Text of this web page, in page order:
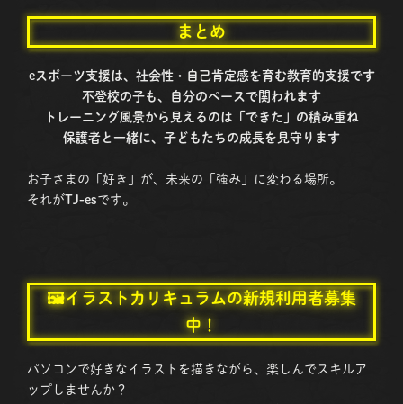
まとめ
eスポーツ支援は、社会性・自己肯定感を育む教育的支援です
不登校の子も、自分のペースで関われます
トレーニング風景から見えるのは「できた」の積み重ね
保護者と一緒に、子どもたちの成長を見守ります
お子さまの「好き」が、未来の「強み」に変わる場所。
それがTJ-esです。
🖼イラストカリキュラムの新規利用者募集
中！
パソコンで好きなイラストを描きながら、楽しんでスキルア
ップしませんか？